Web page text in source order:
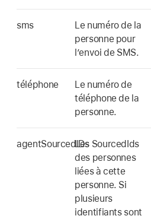
sms
Le numéro de la
personne pour
l’envoi de SMS.
téléphone
Le numéro de
téléphone de la
personne.
agentSourcedIDsLes SourcedIds
des personnes
liées à cette
personne. Si
plusieurs
identifiants sont